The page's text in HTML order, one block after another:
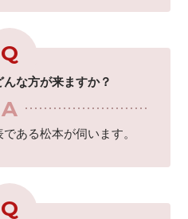
な方が来ますか？
ある松本が伺います。